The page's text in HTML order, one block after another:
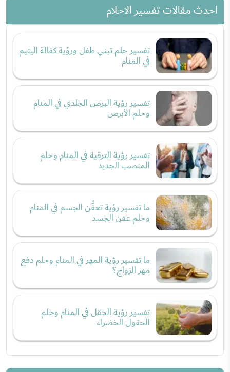
احدث مقالات تفسير الاحلام
تفسير حلم تبني طفل ورؤية كفالة اليتيم
في المنام
تفسير رؤية البرص الجلدي في المنام
وحلم الأبرص
تفسير رؤية الترقية في المنام وحلم
المنصب الجديد
ما تفسير رؤية تعفُّن الجسم في المنام
وحلم عفن الجسد
ما تفسير رؤية المهر في المنام وحلم دفع
مهر الزواج؟
تفسير رؤية الحقل في المنام وحلم
الحقول الخضراء